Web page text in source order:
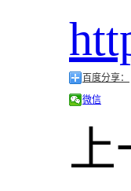
百度分享：
微信
上